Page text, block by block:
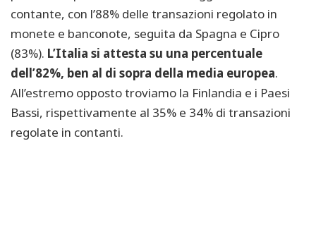
contante, con l’88% delle transazioni regolato in
monete e banconote, seguita da Spagna e Cipro
(83%). L’Italia si attesta su una percentuale
dell’82%, ben al di sopra della media europea.
All’estremo opposto troviamo la Finlandia e i Paesi
Bassi, rispettivamente al 35% e 34% di transazioni
regolate in contanti.